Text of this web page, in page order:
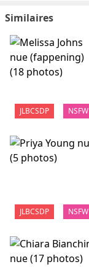
Similaires
JLBCSDP NSFW
JLBCSDP NSFW